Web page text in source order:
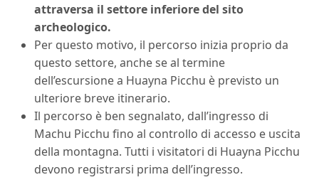
attraversa il settore inferiore del sito
archeologico.
Per questo motivo, il percorso inizia proprio da
questo settore, anche se al termine
dell’escursione a Huayna Picchu è previsto un
ulteriore breve itinerario.
Il percorso è ben segnalato, dall’ingresso di
Machu Picchu fino al controllo di accesso e uscita
della montagna. Tutti i visitatori di Huayna Picchu
devono registrarsi prima dell’ingresso.